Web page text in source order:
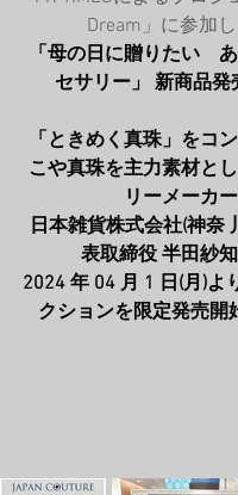
Dream」に参加
「母の日に贈りたい　
セサリー」 新商品発
「ときめく真珠」をコ
こや真珠を主力素材と
リーメーカー
日本雑貨株式会社(神奈
表取締役 半田紗知
2024 年 04 月 1 日(月)よ
クションを限定発売開